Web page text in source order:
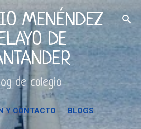
principal
MENÉNDEZ
DE
de colegio
Y CONTACTO BLOGS